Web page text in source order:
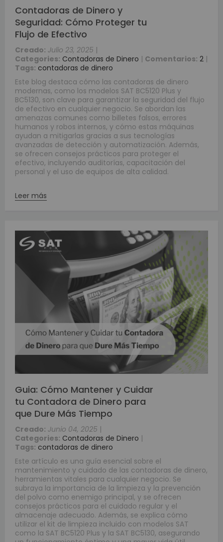
Contadoras de Dinero y
Seguridad: Cómo Proteger tu
Flujo de Efectivo
Creado: Julio 23, 2025 |
Categories: Contadoras de Dinero | Comentarios: 2 |
Tags: contadoras de dinero
Este blog destaca cómo las contadoras de dinero
modernas, como los modelos SAT BC5120 Plus y
BC5130, son clave para garantizar la seguridad del flujo
de efectivo en cualquier negocio. Se abordan las
amenazas comunes como billetes falsos, errores
humanos y robos internos, y cómo estas máquinas
ayudan a mitigarlas gracias a sus tecnologías
avanzadas de detección y automatización. Además,
se ofrecen consejos prácticos para proteger el
efectivo, incluyendo auditorías, capacitación del
personal y el uso de equipos de alta calidad.
Leer más
Guia: Cómo Mantener y Cuidar
tu Contadora de Dinero para
que Dure Más Tiempo
Creado: Junio 04, 2025 |
Categories: Contadoras de Dinero |
Tags: contadoras de dinero
Este artículo es una guía esencial sobre el
mantenimiento y cuidado de las contadoras de dinero,
herramientas vitales para cualquier negocio. Se
subraya la importancia de la limpieza y la prevención
del polvo como enemigo principal, y se ofrecen
consejos prácticos para el cuidado regular y el
almacenaje adecuado. Además, se explica cómo
utilizar el kit de limpieza incluido con modelos SAT
como la SAT BC5120 Plus y la SAT BC5130, asegurando